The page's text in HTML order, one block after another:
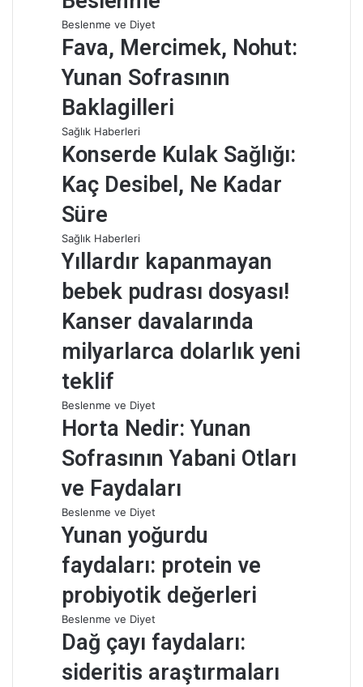
Beslenme ve Diyet
Fava, Mercimek, Nohut:
Yunan Sofrasının
Baklagilleri
Sağlık Haberleri
Konserde Kulak Sağlığı:
Kaç Desibel, Ne Kadar
Süre
Sağlık Haberleri
Yıllardır kapanmayan
bebek pudrası dosyası!
Kanser davalarında
milyarlarca dolarlık yeni
teklif
Beslenme ve Diyet
Horta Nedir: Yunan
Sofrasının Yabani Otları
ve Faydaları
Beslenme ve Diyet
Yunan yoğurdu
faydaları: protein ve
probiyotik değerleri
Beslenme ve Diyet
Dağ çayı faydaları:
sideritis araştırmaları